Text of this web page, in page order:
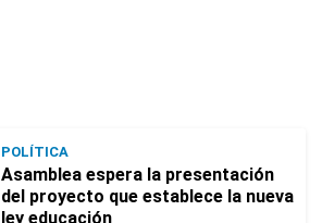
POLÍTICA
Asamblea espera la presentación
del proyecto que establece la nueva
ley educación